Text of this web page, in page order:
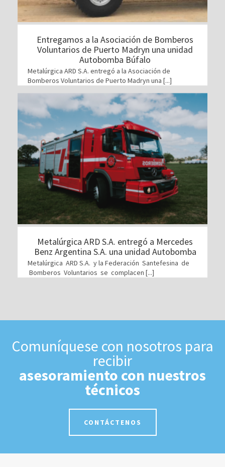
Entregamos a la Asociación de Bomberos
Voluntarios de Puerto Madryn una unidad
Autobomba Búfalo
Metalúrgica ARD S.A. entregó a la Asociación de
Bomberos Voluntarios de Puerto Madryn una [...]
Metalúrgica ARD S.A. entregó a Mercedes
Benz Argentina S.A. una unidad Autobomba
Metalúrgica ARD S.A. y la Federación Santefesina de
Bomberos Voluntarios se complacen [...]
Comuníquese con nosotros para
recibir
asesoramiento con nuestros
técnicos
CONTÁCTENOS